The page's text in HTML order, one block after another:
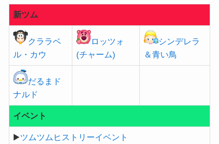
新ツム
クララベ
ル・カウ
ロッツォ
(チャーム)
シンデレラ
＆青い鳥
だるまド
ナルド
イベント
▶️ツムツムヒストリーイベント